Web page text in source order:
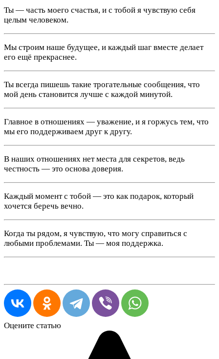
Ты — часть моего счастья, и с тобой я чувствую себя
целым человеком.
Мы строим наше будущее, и каждый шаг вместе делает
его ещё прекраснее.
Ты всегда пишешь такие трогательные сообщения, что
мой день становится лучше с каждой минутой.
Главное в отношениях — уважение, и я горжусь тем, что
мы его поддерживаем друг к другу.
В наших отношениях нет места для секретов, ведь
честность — это основа доверия.
Каждый момент с тобой — это как подарок, который
хочется беречь вечно.
Когда ты рядом, я чувствую, что могу справиться с
любыми проблемами. Ты — моя поддержка.
Оцените статью